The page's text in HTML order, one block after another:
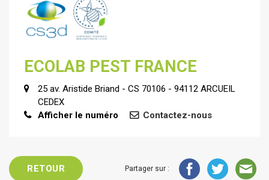
ECOLAB PEST FRANCE
25 av. Aristide Briand - CS 70106 - 94112 ARCUEIL
CEDEX
Afficher le numéro
Contactez-nous
RETOUR Partager sur :